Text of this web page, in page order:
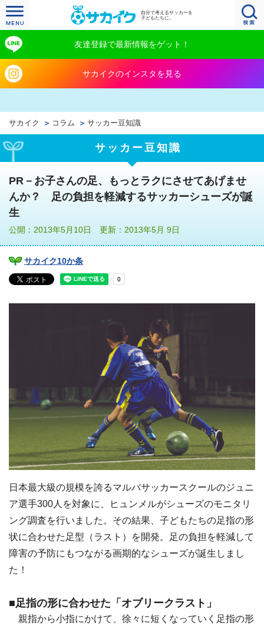
自分で考えるサッカーを
子どもたちに。
友達登録で最新情報をゲット！
サカイクのインスタを見る
サカイク コラム サッカー豆知識
サッカー豆知識
PR－お子さんの足、もっとラクにさせてあげませ
んか？ 足の負担を軽減するサッカーシューズが誕
生
公開：2013年5月10日 更新：2013年5月 9日
サカイク10か条
日本最大級の規模を誇るマルバサッカースクールのジュニ
ア選手300人を対象に、ヒュンメルがシューズのモニタリ
ング調査を行いました。その結果、子どもたちの足指の形
状に合わせた足型（ラスト）を開発。足の負担を軽減して
障害の予防にもつながる画期的なシューズが誕生しまし
た！
■足指の形に合わせた「オブリークラスト」
親指から小指にかけて、徐々に短くなっていく足指の形